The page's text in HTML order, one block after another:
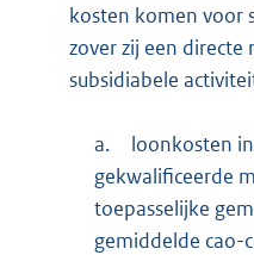
kosten komen voor
zover zij een
subsidiabele
a.
loonkosten
gekwalificeerde
toepasselijke
gemiddelde cao-